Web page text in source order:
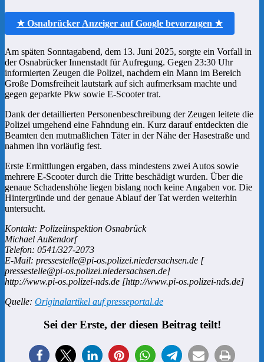
★ Osnabrücker Anzeiger auf Google bevorzugen ★
Am späten Sonntagabend, dem 13. Juni 2025, sorgte ein Vorfall in
der Osnabrücker Innenstadt für Aufregung. Gegen 23:30 Uhr
informierten Zeugen die Polizei, nachdem ein Mann im Bereich
Große Domsfreiheit lautstark auf sich aufmerksam machte und
gegen geparkte Pkw sowie E-Scooter trat.
Dank der detaillierten Personenbeschreibung der Zeugen leitete die
Polizei umgehend eine Fahndung ein. Kurz darauf entdeckten die
Beamten den mutmaßlichen Täter in der Nähe der Hasestraße und
nahmen ihn vorläufig fest.
Erste Ermittlungen ergaben, dass mindestens zwei Autos sowie
mehrere E-Scooter durch die Tritte beschädigt wurden. Über die
genaue Schadenshöhe liegen bislang noch keine Angaben vor. Die
Hintergründe und der genaue Ablauf der Tat werden weiterhin
untersucht.
Kontakt: Polizeiinspektion Osnabrück
Michael Außendorf
Telefon: 0541/327-2073
E-Mail: pressestelle@pi-os.polizei.niedersachsen.de [
pressestelle@pi-os.polizei.niedersachsen.de]
http://www.pi-os.polizei-nds.de [http://www.pi-os.polizei-nds.de]
Quelle: Originalartikel auf presseportal.de
Sei der Erste, der diesen Beitrag teilt!